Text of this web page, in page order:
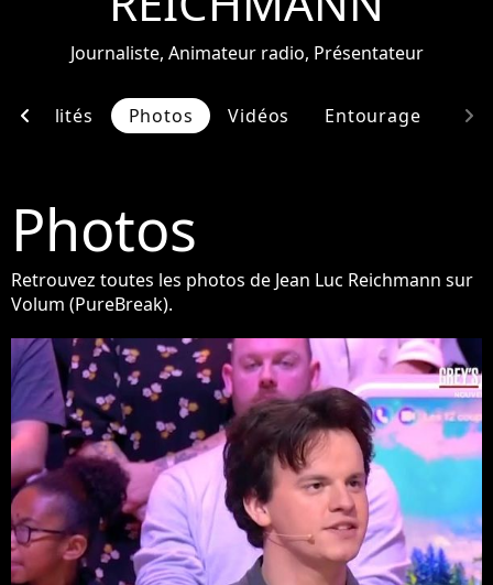
Journaliste, Animateur radio, Présentateur
Actualités Photos Vidéos Entourage
chevron_left chevron_right
Photos
Retrouvez toutes les photos de Jean Luc Reichmann sur
Volum (PureBreak).